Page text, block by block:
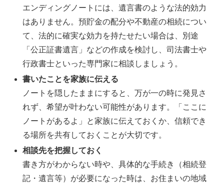
エンディングノートには、遺言書のような法的効力
はありません。預貯金の配分や不動産の相続につい
て、法的に確実な効力を持たせたい場合は、別途
「公正証書遺言」などの作成を検討し、司法書士や
行政書士といった専門家に相談しましょう。
書いたことを家族に伝える
ノートを隠したままにすると、万が一の時に発見さ
れず、希望が叶わない可能性があります。「ここに
ノートがあるよ」と家族に伝えておくか、信頼でき
る場所を共有しておくことが大切です。
相談先を把握しておく
書き方がわからない時や、具体的な手続き（相続登
記・遺言等）が必要になった時は、お住まいの地域